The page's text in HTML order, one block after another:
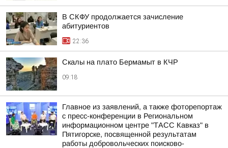
В СКФУ продолжается зачисление
абитуриентов
22:36
Скалы на плато Бермамыт в КЧР
09:18
Главное из заявлений, а также фоторепортаж
с пресс-конференции в Региональном
информационном центре "ТАСС Кавказ" в
Пятигорске, посвященной результатам
работы добровольческих поисково-